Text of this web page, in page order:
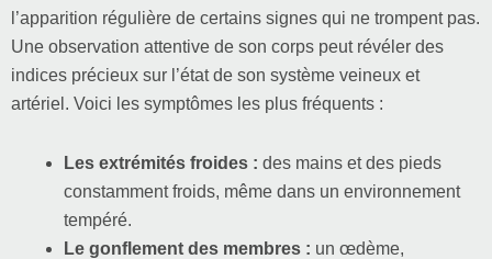
l’apparition régulière de certains signes qui ne trompent pas.
Une observation attentive de son corps peut révéler des
indices précieux sur l’état de son système veineux et
artériel. Voici les symptômes les plus fréquents :
Les extrémités froides : des mains et des pieds
constamment froids, même dans un environnement
tempéré.
Le gonflement des membres : un œdème,